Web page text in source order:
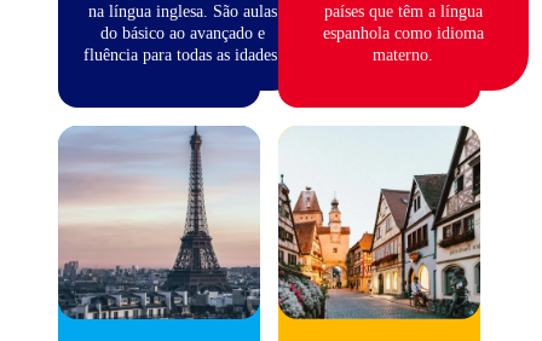
na língua inglesa. São aulas
do básico ao avançado e
fluência para todas as idades.
países que têm a língua
espanhola como idioma
materno.